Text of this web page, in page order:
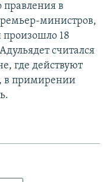
правления в
министров,
произошло 18
считался
где действуют
в примирении